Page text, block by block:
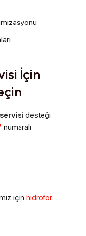
İçin
desteği
numaralı
için hidrofor